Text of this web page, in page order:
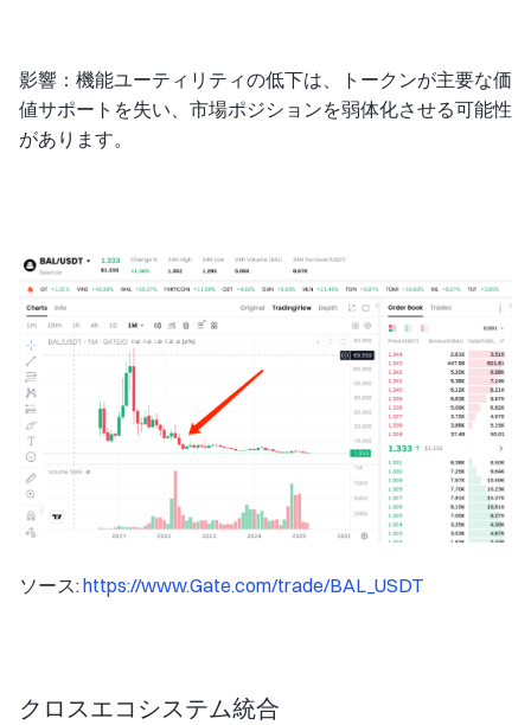
影響：機能ユーティリティの低下は、トークンが主要な価
値サポートを失い、市場ポジションを弱体化させる可能性
があります。
ソース:https://www.Gate.com/trade/BAL_USDT
クロスエコシステム統合